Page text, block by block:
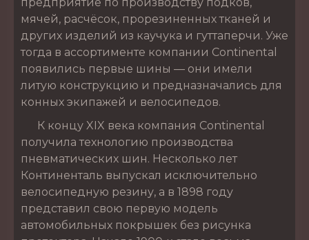
мячей, расчёсок, прорезиненных тканей и
других изделий из каучука и гуттаперчи. Уже
тогда в ассортименте компании Continental
появились первые шины — они имели
литую конструкцию и предназначались для
конных экипажей и велосипедов.
К концу XIX века компания Continental
получила технологию производства
пневматических шин. Несколько лет
Континенталь выпускал исключительно
велосипедную резину, а в 1898 году
представил свою первую модель
автомобильных покрышек без рисунка